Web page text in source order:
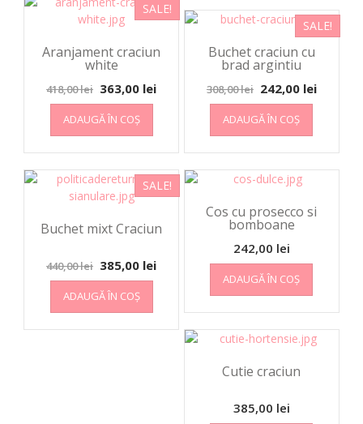
SALE!
Aranjament craciun
white
418,00lei 363,00 lei
ADAUGĂ ÎN COȘ
SALE!
Buchet craciun cu
brad argintiu
308,00lei 242,00 lei
ADAUGĂ ÎN COȘ
SALE!
Buchet mixt Craciun
440,00lei 385,00 lei
ADAUGĂ ÎN COȘ
Cos cu prosecco si
bomboane
242,00 lei
ADAUGĂ ÎN COȘ
Cutie craciun
385,00 lei